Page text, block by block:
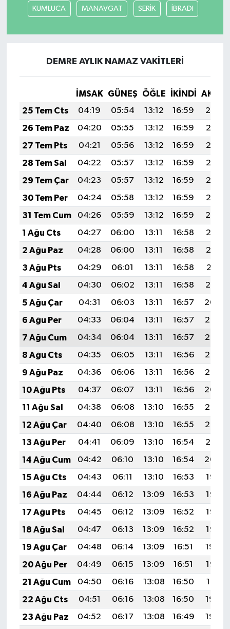
KUMLUCA MANAVGAT SERİK İBRADI
DEMRE AYLIK NAMAZ VAKITLERI
İMSAK GÜNEŞ ÖĞLE İKINDI
25 Tem Cts
04:19 05:54 13:12 16:59
20:19
26 Tem Paz
04:20 05:55 13:12 16:59
20:18
27 Tem Pts
04:21 05:56 13:12 16:59
20:18
28 Tem Sal
04:22 05:57 13:12 16:59
20:17
29 Tem Çar
04:23 05:57 13:12 16:59
20:16
30 Tem Per
04:24 05:58 13:12 16:59
20:15
31 Tem Cum
04:26 05:59 13:12 16:59
20:14
1 Ağu Cts
04:27 06:00 13:11 16:58
20:13
2 Ağu Paz
04:28 06:00 13:11 16:58
20:12
3 Ağu Pts
04:29 06:01 13:11 16:58
20:11
4 Ağu Sal
04:30 06:02 13:11 16:58
20:10
5 Ağu Çar
04:31 06:03 13:11 16:57
20:09
6 Ağu Per
04:33 06:04 13:11 16:57
20:08
7 Ağu Cum
04:34 06:04 13:11 16:57
20:07
8 Ağu Cts
04:35 06:05 13:11 16:56
20:06
9 Ağu Paz
04:36 06:06 13:11 16:56
20:05
10 Ağu Pts
04:37 06:07 13:11 16:56
20:04
11 Ağu Sal
04:38 06:08 13:10 16:55
20:03
12 Ağu Çar
04:40 06:08 13:10 16:55
20:02
13 Ağu Per
04:41 06:09 13:10 16:54
20:01
14 Ağu Cum
04:42 06:10 13:10 16:54
20:00
15 Ağu Cts
04:43 06:11 13:10 16:53
19:58
16 Ağu Paz
04:44 06:12 13:09 16:53
19:57
17 Ağu Pts
04:45 06:12 13:09 16:52
19:56
18 Ağu Sal
04:47 06:13 13:09 16:52
19:55
19 Ağu Çar
04:48 06:14 13:09 16:51
19:54
20 Ağu Per
04:49 06:15 13:09 16:51
19:52
21 Ağu Cum
04:50 06:16 13:08 16:50
19:51
22 Ağu Cts
04:51 06:16 13:08 16:50
19:50
23 Ağu Paz
04:52 06:17 13:08 16:49
19:48